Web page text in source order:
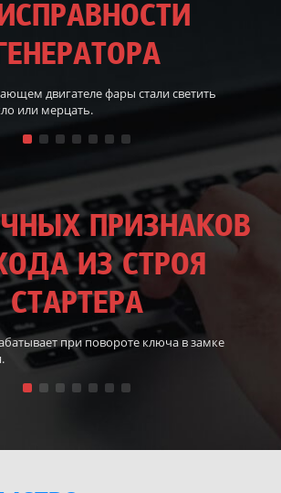
двигателе фары стали светить
или мерцать.
ПРИЗНАКОВ
ИЗ СТРОЯ
СТАРТЕРА
при повороте ключа в замке